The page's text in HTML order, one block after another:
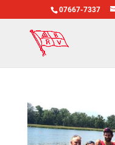
07667-7337